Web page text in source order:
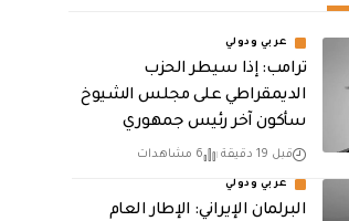
عربي ودولي
ترامب: إذا سيطر الحزب
الديمقراطي على مجلس الشيوخ
سأكون آخر رئيس جمهوري
قبل 19 دقيقة 6 مشاهدات
عربي ودولي
البرلمان الإيراني: الإطار العام